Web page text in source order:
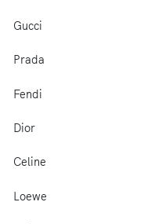
Gucci
Prada
Fendi
Dior
Celine
Loewe